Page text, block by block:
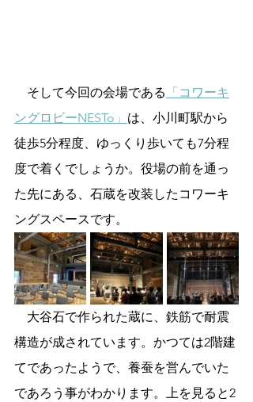
そして今回の会場である 「コワーキ
ングロビーNESTo」 は、小川町駅から
徒歩5分程度、ゆっくり歩いても7分程
度で着くでしょうか。役場の前を通っ
た先にある、石蔵を改装したコワーキ
ングスペースです。
大谷石で作られた蔵に、鉄筋で耐震
構造が成されています。かつては2階建
てであったようで、養蚕を営んでいた
であろう事がわかります。上を見ると2